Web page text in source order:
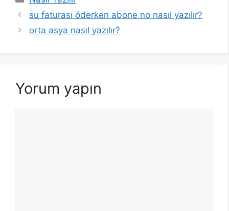
su faturası öderken abone no nasıl yazılır?
orta asya nasıl yazılır?
Yorum yapın